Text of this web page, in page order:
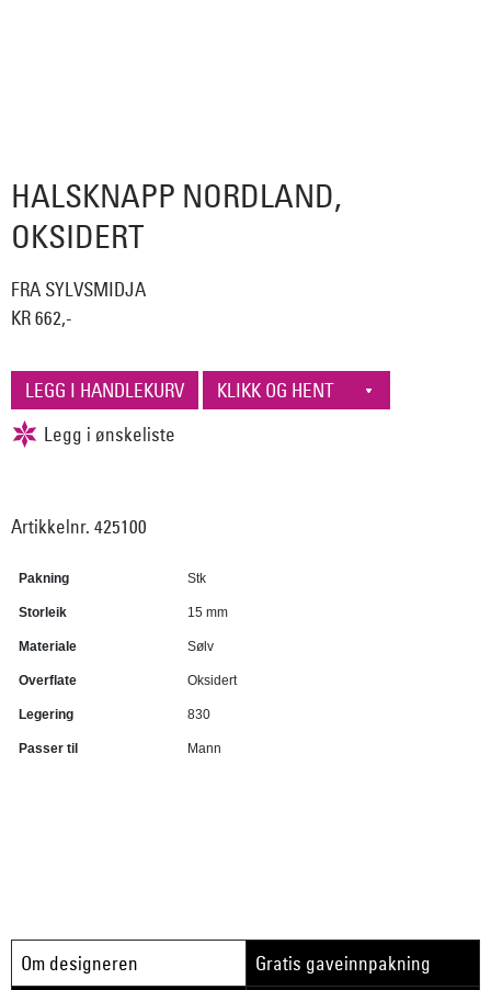
HALSKNAPP NORDLAND,
OKSIDERT
FRA SYLVSMIDJA
KR 662,-
Artikkelnr. 425100
Pakning Stk
Storleik 15 mm
Materiale Sølv
Overflate Oksidert
Legering 830
Passer til Mann
Om designeren
Gratis gaveinnpakning